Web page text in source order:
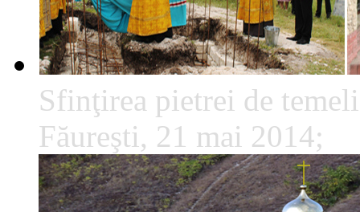
Sfinţirea pietrei de
Făureşti, 21 mai 2014;